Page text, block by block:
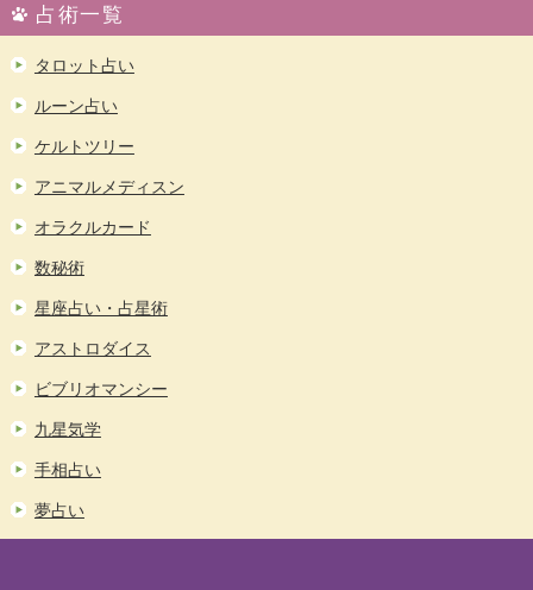
占術一覧
タロット占い
ルーン占い
ケルトツリー
アニマルメディスン
オラクルカード
数秘術
星座占い・占星術
アストロダイス
ビブリオマンシー
九星気学
手相占い
夢占い